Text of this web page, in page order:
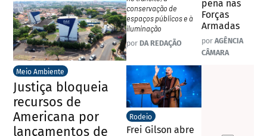
Meio Ambiente
Justiça bloqueia
recursos de
Americana por
lançamentos de
conservação de
espaços públicos e à
iluminação
por DA REDAÇÃO
Rodeio
Frei Gilson abre
pena nas
Forças
Armadas
por AGÊNCIA
CÂMARA